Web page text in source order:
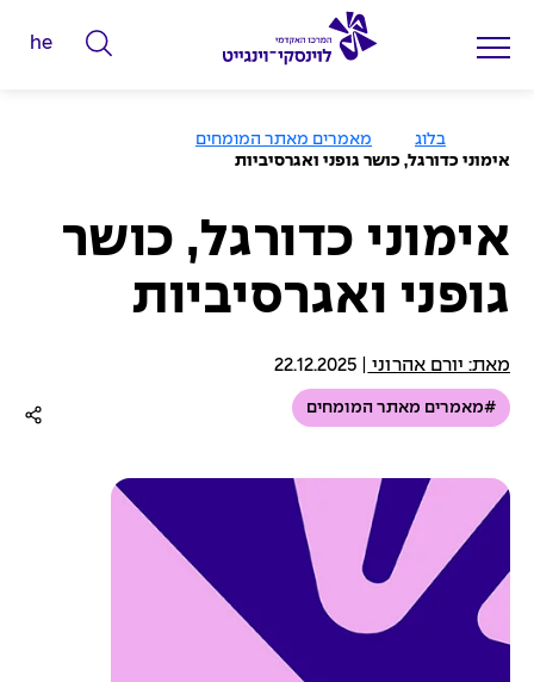
ה
ל
ו
he
ו
ב
ת
בלוג
מאמרים מאתר המומחים
אימוני כדורגל, כושר גופני ואגרסיביות
אימוני כדורגל, כושר
גופני ואגרסיביות
מאת: יורם אהרוני 22.12.2025
#מאמרים מאתר המומחים